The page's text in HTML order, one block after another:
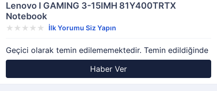
Lenovo I GAMING 3-15IMH 81Y400TRTX
Notebook
İlk Yorumu Siz Yapın
Geçici olarak temin edilememektedir. Temin edildiğinde
Haber Ver